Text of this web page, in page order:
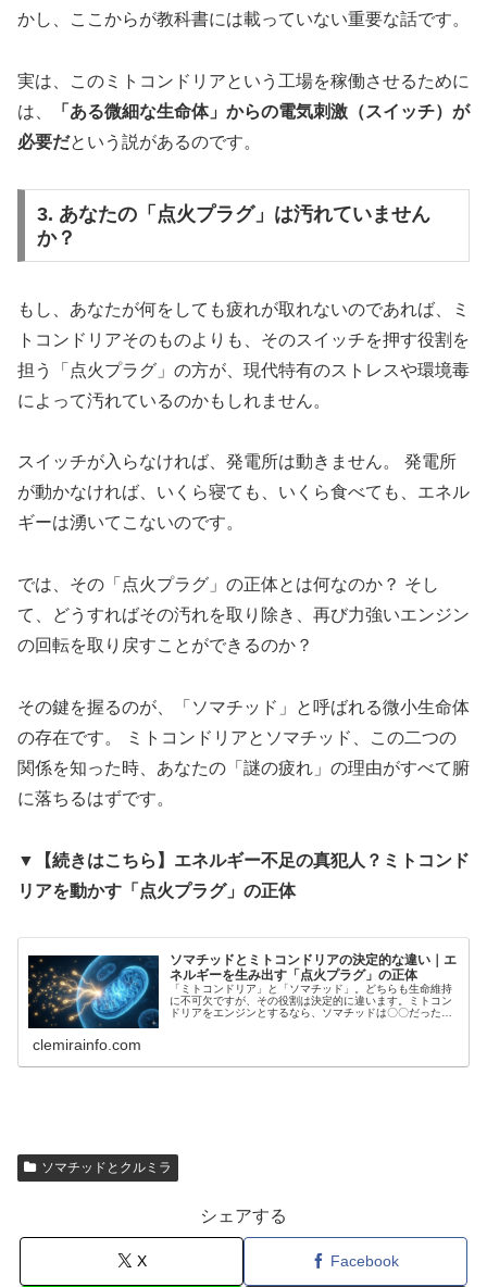
かし、ここからが教科書には載っていない重要な話です。
実は、このミトコンドリアという工場を稼働させるために
は、
「ある微細な生命体」からの電気刺激（スイッチ）が
必要だという説があるのです。
3. あなたの「点火プラグ」は汚れていません
か？
もし、あなたが何をしても疲れが取れないのであれば、ミ
トコンドリアそのものよりも、そのスイッチを押す役割を
担う「点火プラグ」の方が、現代特有のストレスや環境毒
によって汚れているのかもしれません。
スイッチが入らなければ、発電所は動きません。 発電所
が動かなければ、いくら寝ても、いくら食べても、エネル
ギーは湧いてこないのです。
では、その「点火プラグ」の正体とは何なのか？ そし
て、どうすればその汚れを取り除き、再び力強いエンジン
の回転を取り戻すことができるのか？
その鍵を握るのが、「ソマチッド」と呼ばれる微小生命体
の存在です。 ミトコンドリアとソマチッド、この二つの
関係を知った時、あなたの「謎の疲れ」の理由がすべて腑
に落ちるはずです。
▼【続きはこちら】エネルギー不足の真犯人？ミトコンド
リアを動かす「点火プラグ」の正体
ソマチッドとミトコンドリアの決定的な違い｜エ
ネルギーを生み出す「点火プラグ」の正体
「ミトコンドリア」と「ソマチッド」。どちらも生命維持
に不可欠ですが、その役割は決定的に違います。ミトコン
ドリアをエンジンとするなら、ソマチッドは〇〇だった？
clemirainfo.com
ソマチッドとクルミラ
シェアする
X Facebook